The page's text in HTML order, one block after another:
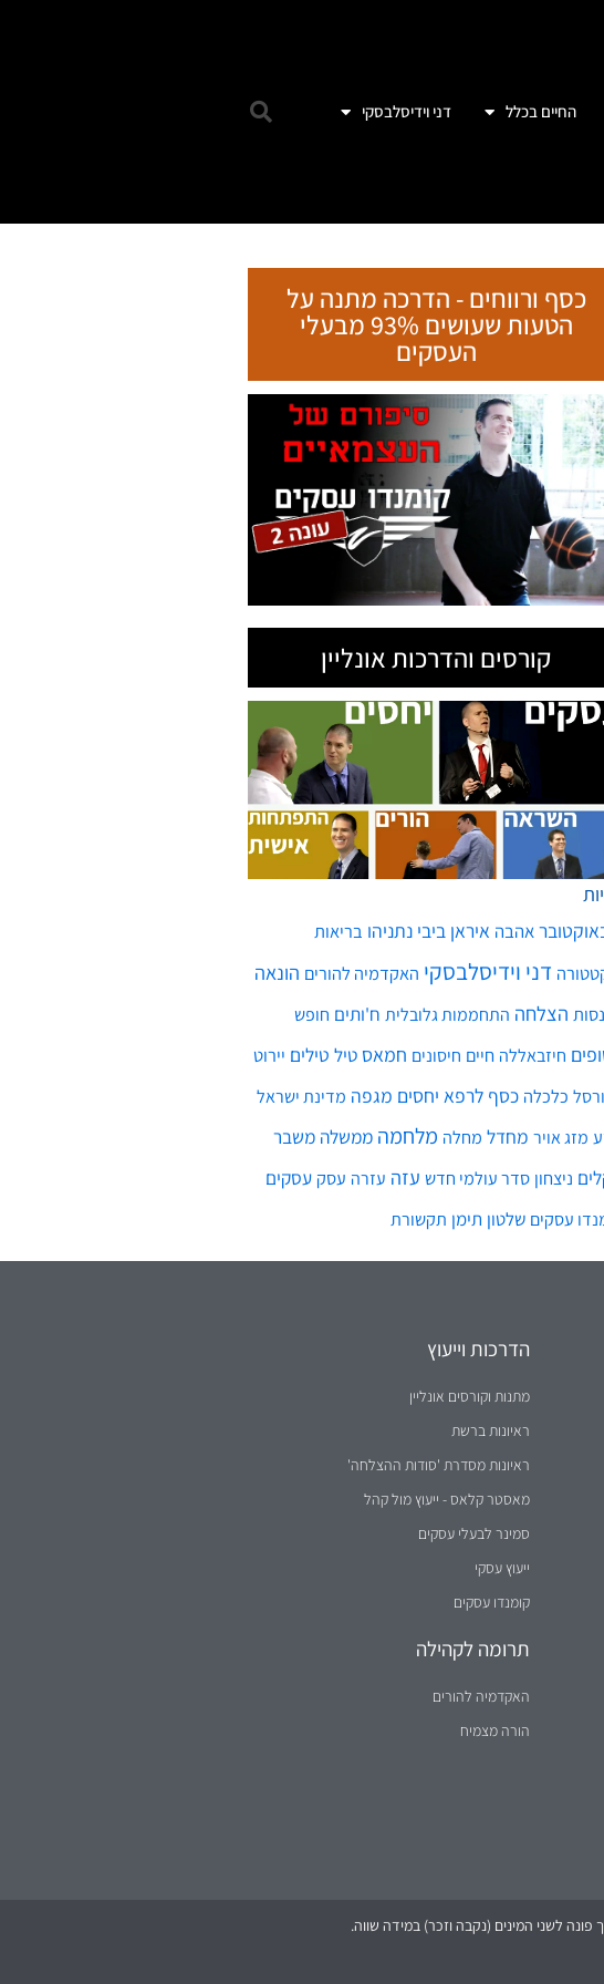
החיים בכלל דני וידיסלבסקי
כסף ורווחים - הדרכה מתנה על
הטעות שעושים 93% מבעלי
העסקים
קורסים והדרכות אונליין
אהבה איראן ביבי נתניהו בריאות
דני וידיסלבסקי האקדמיה להורים הונאה
הצלחה התחממות גלובלית ח'ותים חופש
חיזבאללה חיים חיסונים חמאס טיל טילים יירוט
כלכלה כסף לרפא יחסים מגפה מדינת ישראל
מזג אויר מחדל מחלה מלחמה ממשלה משבר
ניצחון סדר עולמי חדש עזה עזרה עסק עסקים
עסקים שלטון תימן תקשורת
הדרכות וייעוץ
מתנות וקורסים אונליין
ראיונות ברשת
ראיונות מסדרת 'סודות ההצלחה'
מאסטר קלאס - ייעוץ מול קהל
סמינר לבעלי עסקים
ייעוץ עסקי
קומנדו עסקים
תרומה לקהילה
האקדמיה להורים
הורה מצמיח
לשני המינים (נקבה וזכר) במידה שווה.